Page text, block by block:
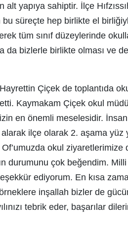
alt yapıya sahiptir. İlçe
bu süreçte hep birlikte el
tüm sınıf düzeylerinde
da bizlerle birlikte olması ve
Çiçek de toplantıda
Kaymakam Çiçek okul
en önemli meselesidir.
ilçe olarak 2. aşama yüz
okul
durumunu çok beğendim.
ediyorum. En kısa
inşallah bizler de
tebrik eder, başarılar